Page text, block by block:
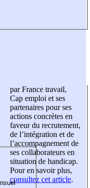
par France travail,
Cap emploi et ses
partenaires pour ses
actions concrètes en
faveur du recrutement,
de l’intégration et de
l’accompagnement de
ses collaborateurs en
situation de handicap.
Pour en savoir plus,
consultez cet article.